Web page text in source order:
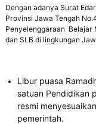
Dengan adanya Surat
Provinsi Jawa Tengah
Penyelenggaraan Belajar
dan SLB di lingkungan
Libur puasa
satuan Pendidikan
resmi
pemerintah.